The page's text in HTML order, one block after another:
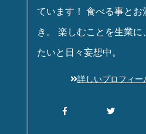
ています！ 食べる事とお
き。 楽しむことを生業に
たいと日々妄想中。
詳しいプロフィー